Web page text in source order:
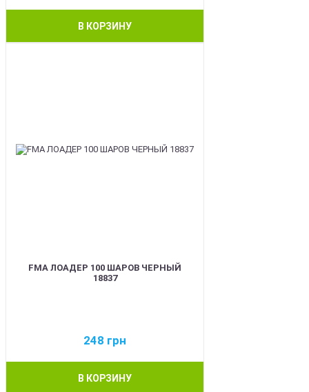
В КОРЗИНУ
FMA ЛОАДЕР 100 ШАРОВ ЧЕРНЫЙ
18837
248 грн
В КОРЗИНУ